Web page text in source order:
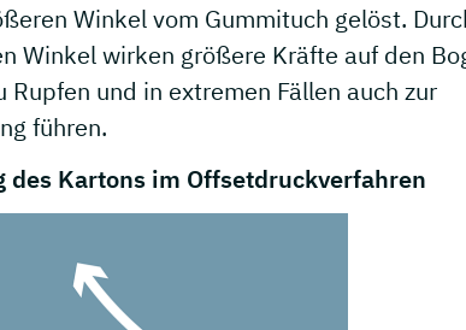
Winkel vom Gummituch gelöst.
Winkel wirken größere Kräfte auf den
Rupfen und in extremen Fällen auch zur
führen.
des Kartons im Offsetdruckverfahren